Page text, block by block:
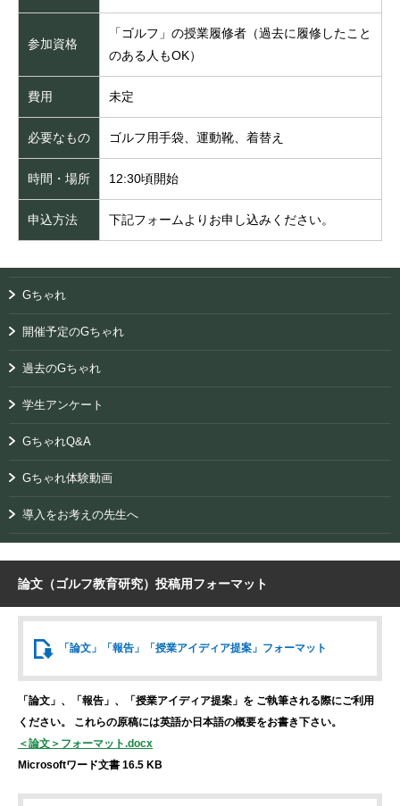
参加資格
「ゴルフ」の授業履修者（過去に履修したこと
のある人もOK）
費用 未定
必要なもの ゴルフ用手袋、運動靴、着替え
時間・場所 12:30頃開始
申込方法 下記フォームよりお申し込みください。
Gちゃれ
開催予定のGちゃれ
過去のGちゃれ
学生アンケート
GちゃれQ&A
Gちゃれ体験動画
導入をお考えの先生へ
論文（ゴルフ教育研究）投稿用フォーマット
「論文」「報告」 「授業アイディア提案」 フォーマット
「論文」、「報告」、「授業アイディア提案」を ご執筆される際にご利用
ください。
これらの原稿には英語か日本語の概要をお書き下さい。
＜論文＞フォーマット.docx
Microsoftワード文書 16.5 KB